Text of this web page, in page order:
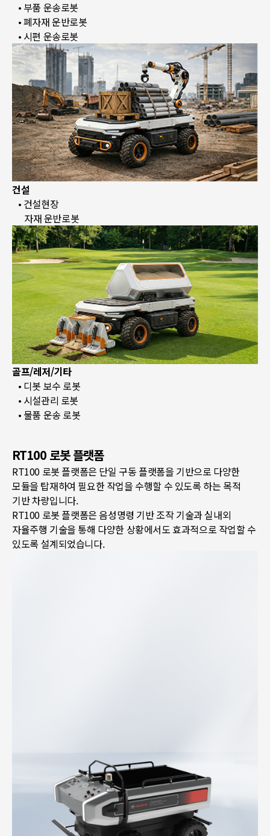
• 부품 운송로봇
• 폐자재 운반로봇
• 시편 운송로봇
건설
• 건설현장
자재 운반로봇
골프/레저/기타
• 디봇 보수 로봇
• 시설관리 로봇
• 물품 운송 로봇
RT100 로봇 플랫폼
RT100 로봇 플랫폼은 단일 구동 플랫폼을 기반으로 다양한
모듈을 탑재하여 필요한 작업을 수행할 수 있도록 하는 목적
기반 차량입니다.
RT100 로봇 플랫폼은 음성명령 기반 조작 기술과 실내외
자율주행 기술을 통해 다양한 상황에서도 효과적으로 작업할 수
있도록 설계되었습니다.